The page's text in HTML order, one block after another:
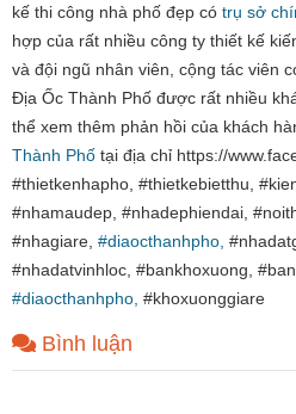
kế thi công nhà phố đẹp có trụ sở
hợp của rất nhiều công ty thiết kế
và đội ngũ nhân viên, cộng tác viên
Địa Ốc Thành Phố được rất nhiều
thể xem thêm phản hồi của khách
Thành Phố tại địa chỉ https://
#thietkenhapho, #thietkebietthu,
#nhamaudep, #nhadephiendai,
#nhagiare, #diaocthanhpho,
#nhadatvinhloc, #bankhoxuong,
#diaocthanhpho, #khoxuonggiare
Bình luận